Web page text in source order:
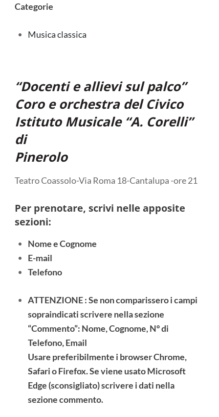
Categorie
Musica classica
“Docenti e allievi sul palco”
Coro e orchestra del Civico
Istituto Musicale “A. Corelli”
di
Pinerolo
Teatro Coassolo-Via Roma 18-Cantalupa -ore 21
Per prenotare, scrivi nelle apposite
sezioni:
Nome e Cognome
E-mail
Telefono
ATTENZIONE : Se non comparissero i campi
sopraindicati scrivere nella sezione
“Commento”: Nome, Cognome, N° di
Telefono, Email
Usare preferibilmente i browser Chrome,
Safari o Firefox. Se viene usato Microsoft
Edge (sconsigliato) scrivere i dati nella
sezione commento.